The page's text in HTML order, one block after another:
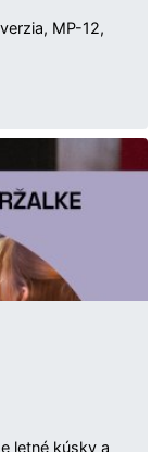
MP-12,
letné kúsky a